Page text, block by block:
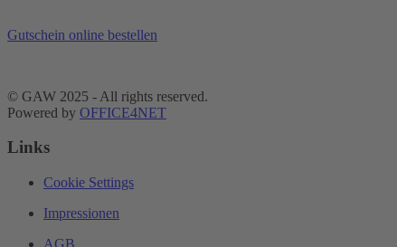
Gutschein online bestellen
© GAW 2025 - All rights reserved.
Powered by OFFICE4NET
Links
Cookie Settings
Impressionen
AGB